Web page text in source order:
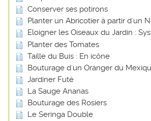
Conserver ses potirons
Planter un Abricotier à partir d'un
Eloigner les Oiseaux du Jardin :
Planter des Tomates
Taille du Buis : En icône
Bouturage d'un Oranger du
Jardiner Futé
La Sauge Ananas
Bouturage des Rosiers
Le Seringa Double